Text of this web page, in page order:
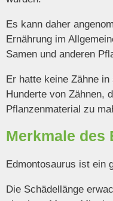
Es kann daher
Ernährung im
Samen und anderen
Er hatte keine Zähne
Hunderte von Zähnen,
Pflanzenmaterial zu
Merkmale des
Edmontosaurus ist ein
Die Schädellänge